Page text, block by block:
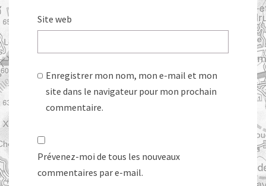
Site web
Enregistrer mon nom, mon e-mail et mon
site dans le navigateur pour mon prochain
commentaire.
Prévenez-moi de tous les nouveaux
commentaires par e-mail.